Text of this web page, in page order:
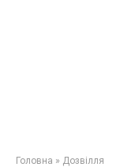
Головна » Дозвілля